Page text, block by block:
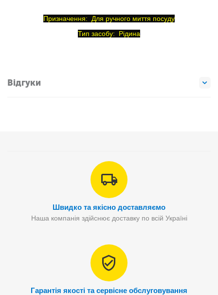
Призначення: Для ручного миття посуду
Тип засобу: Рідина
Відгуки
Швидко та якісно доставляємо
Наша компанія здійснює доставку по всій Україні
Гарантія якості та сервісне обслуговування